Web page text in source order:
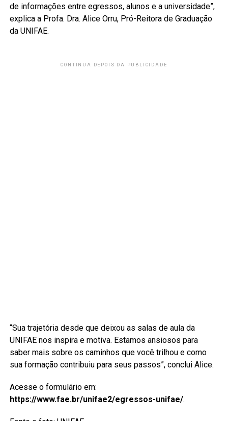
de informações entre egressos, alunos e a universidade”,
explica a Profa. Dra. Alice Orru, Pró-Reitora de Graduação
da UNIFAE.
CONTINUA DEPOIS DA PUBLICIDADE
“Sua trajetória desde que deixou as salas de aula da
UNIFAE nos inspira e motiva. Estamos ansiosos para
saber mais sobre os caminhos que você trilhou e como
sua formação contribuiu para seus passos”, conclui Alice.
Acesse o formulário em:
https://www.fae.br/unifae2/egressos-unifae/.